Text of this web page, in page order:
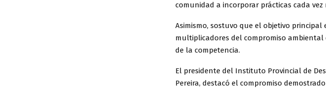
comunidad a incorporar prácticas cada
Asimismo, sostuvo que el objetivo
multiplicadores del compromiso
de la competencia.
El presidente del Instituto Provincial de
Pereira, destacó el compromiso